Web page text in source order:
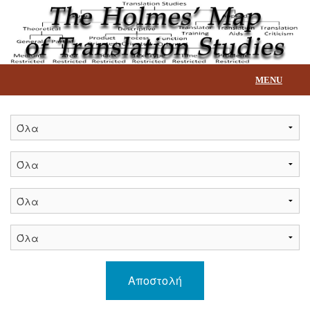
MENU
Αρχική
Τίτλοι
Επικοινωνία
Αποστολή